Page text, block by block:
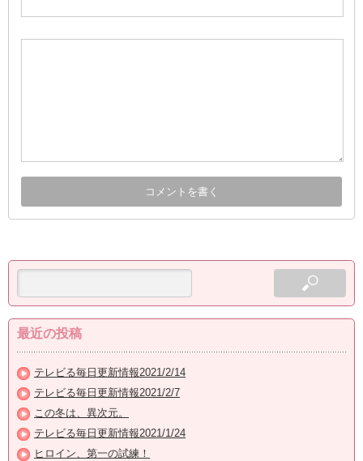
最近の投稿
テレビる毎日更新情報2021/2/14
テレビる毎日更新情報2021/2/7
この冬は、異次元。
テレビる毎日更新情報2021/1/24
ヒロイン、第一の試練！